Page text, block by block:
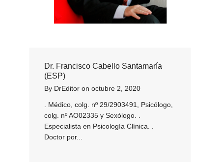
Dr. Francisco Cabello Santamaría
(ESP)
By DrEditor on octubre 2, 2020
. Médico, colg. nº 29/2903491, Psicólogo,
colg. nº AO02335 y Sexólogo. .
Especialista en Psicología Clínica. .
Doctor por...